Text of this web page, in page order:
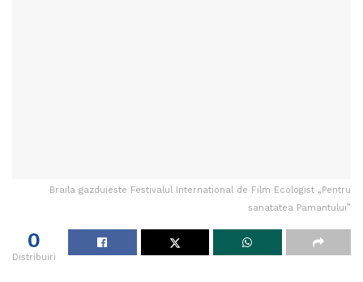
Braila gazduieste Festivalul International de Film Ecologist „Pentru
sanatatea Pamantului”
0
Distribuiri